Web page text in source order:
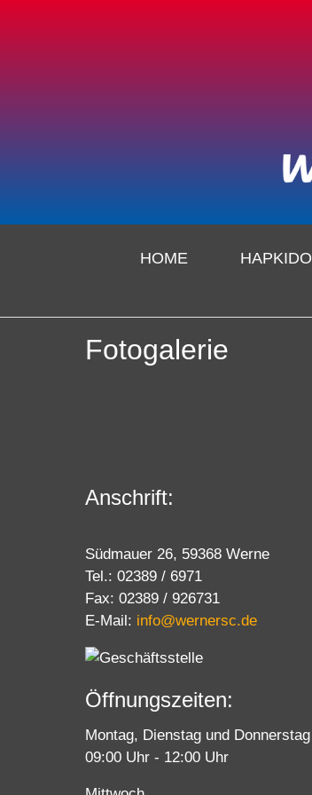
HOME HAPKIDO
Fotogalerie
Anschrift:
Südmauer 26, 59368 Werne
Tel.: 02389 / 6971
Fax: 02389 / 926731
E-Mail: info@wernersc.de
Öffnungszeiten:
Montag, Dienstag und Donnerstag
09:00 Uhr - 12:00 Uhr